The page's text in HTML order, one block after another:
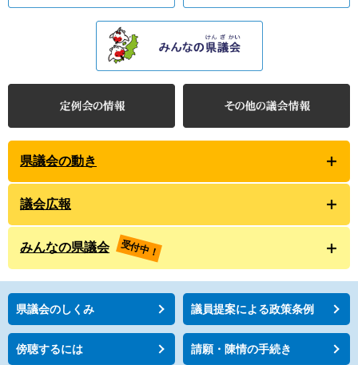
県議会の動き
議会広報
みんなの県議会 受付中！
県議会のしくみ 議員提案による政策条例
傍聴するには 請願・陳情の手続き